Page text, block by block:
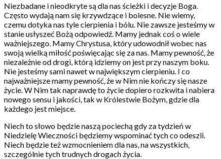
Niezbadane i nieodkryte są dla nas ścieżki i decyzje Boga.
Często wydają nam się krzywdzące i bolesne. Nie wiemy,
czemu dotyka nas tyle cierpienia i bólu. Nie zawsze jesteśmy w
stanie usłyszeć Bożą odpowiedź. Mamy jednak coś o wiele
ważniejszego. Mamy Chrystusa, który udowodnił wobec nas
swoją wielką miłość poświęcając się za nas. Mamy pewność, że
niezależnie od drogi, którą idziemy on jest przy naszym boku.
Nie jesteśmy sami nawet w największym cierpieniu. I co
najważniejsze mamy pewność, że w Nim nie kończy się nasze
życie. W Nim tak naprawdę to życie dopiero rozkwita i nabiera
nowego sensu i jakości, tak w Królestwie Bożym, gdzie dla
każdego jest miejsce.
Niech to słowo będzie naszą pociechą gdy za tydzień w
Niedzielę Wieczności będziemy wspominać tych co odeszli.
Niech będzie też wzmocnieniem dla nas, na wszystkich,
szczególnie tych trudnych drogach życia.